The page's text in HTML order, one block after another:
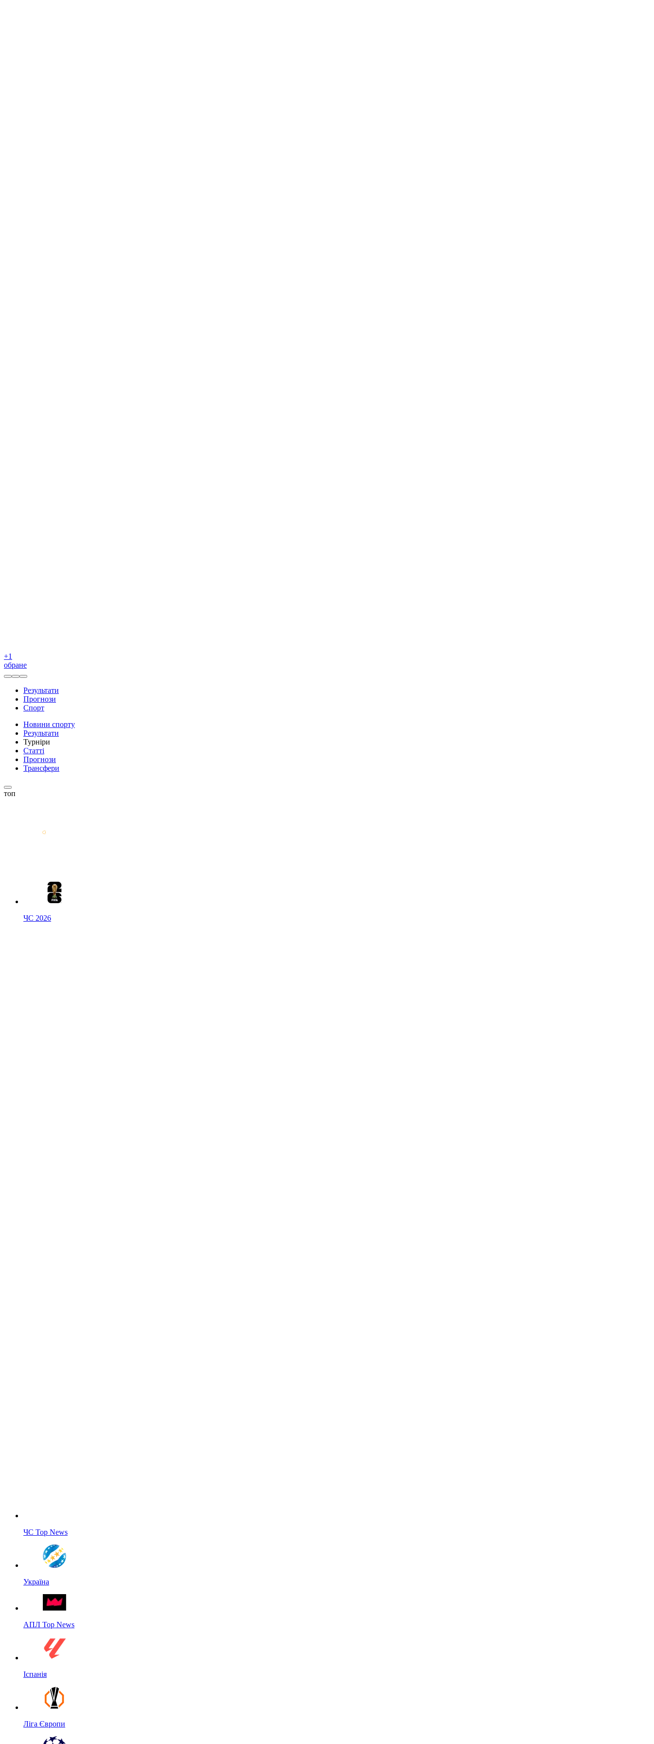
+1
обране
Результати
Прогнози
Спорт
Новини спорту
Результати
Турніри
Статті
Прогнози
Трансфери
топ
ЧС 2026
ЧС Top News
Україна
АПЛ Top News
Іспанія
Ліга Європи